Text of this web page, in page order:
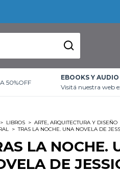
50%OFF
EBOOKS Y
Visitá nuestra web
> LIBROS > ARTE, ARQUITECTURA Y DISEÑO
> TRAS LA NOCHE. UNA NOVELA DE
LA NOCHE.
DE